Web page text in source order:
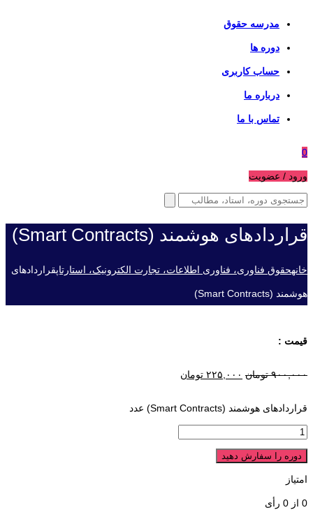
مدرسه حقوق
دوره ها
حساب کاربری
درباره ما
تماس با ما
0
ورود / عضویت
قراردادهای هوشمند (Smart Contracts)
خانهحقوق فناوری، فناوری اطلاعات، تجارت الکترونیک، استارتاپقراردادهای
هوشمند (Smart Contracts)
قیمت :
۹۰۰,۰۰۰ تومان ۲۲۵,۰۰۰ تومان
قراردادهای هوشمند (Smart Contracts) عدد
دوره را سفارش دهید
امتیاز
0 از 0 رأی